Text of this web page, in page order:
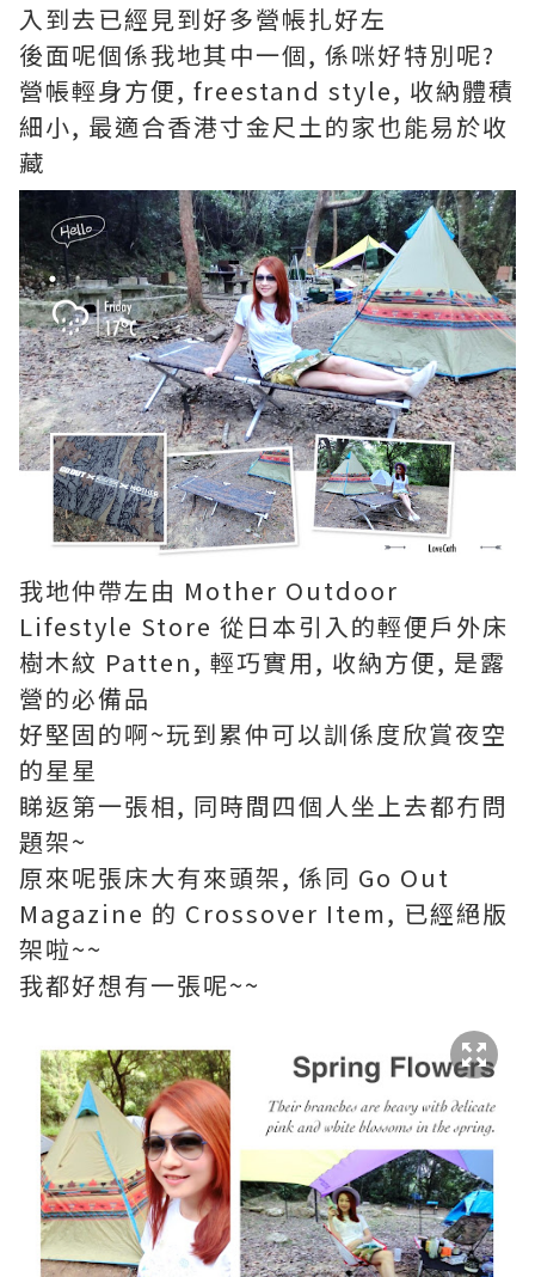
入到去已經見到好多營帳扎好左
後面呢個係我地其中一個, 係咪好特別呢?
營帳輕身方便, freestand style, 收納體積
細小, 最適合香港寸金尺土的家也能易於收
藏
我地仲帶左由 Mother Outdoor
Lifestyle Store 從日本引入的輕便戶外床
樹木紋 Patten, 輕巧實用, 收納方便, 是露
營的必備品
好堅固的啊~玩到累仲可以訓係度欣賞夜空
的星星
睇返第一張相, 同時間四個人坐上去都冇問
題架~
原來呢張床大有來頭架, 係同 Go Out
Magazine 的 Crossover Item, 已經絕版
架啦~~
我都好想有一張呢~~